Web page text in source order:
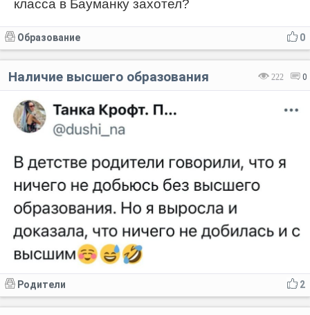
класса в Бауманку захотел?
0
Образование
222 0
Наличие высшего образования
2
Родители